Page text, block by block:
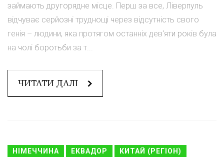
займають другорядне місце. Перш за все, Ліверпуль
відчуває серйозні труднощі через відсутність свого
генія – людини, яка протягом останніх дев'яти років була
на чолі боротьби за т...
ЧИТАТИ ДАЛІ
НІМЕЧЧИНА ЕКВАДОР КИТАЙ (РЕГІОН)